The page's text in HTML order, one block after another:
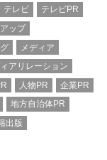
テレビ
テレビPR
ップ
メディア
アリレーション
人物PR
企業PR
地方自治体PR
出版